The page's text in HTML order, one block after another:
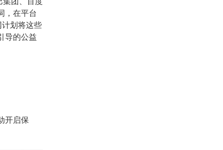
，在平台
划将这些
导的公益
开启保